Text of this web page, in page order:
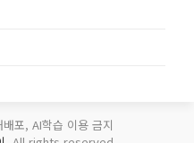
포, AI학습 이용 금지